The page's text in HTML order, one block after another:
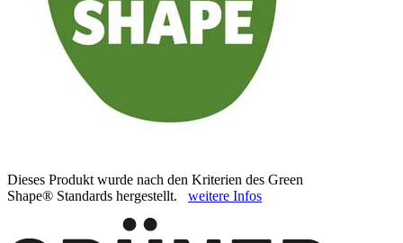
Dieses Produkt wurde nach den Kriterien des Green
Shape® Standards hergestellt. weitere Infos